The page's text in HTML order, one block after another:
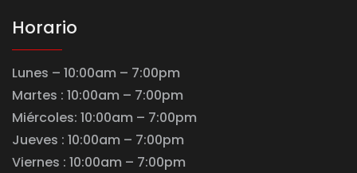
Horario
Lunes – 10:00am – 7:00pm
Martes : 10:00am – 7:00pm
Miércoles: 10:00am – 7:00pm
Jueves : 10:00am – 7:00pm
Viernes : 10:00am – 7:00pm